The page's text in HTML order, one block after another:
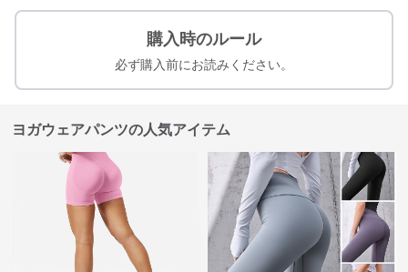
購入時のルール
必ず購入前にお読みください。
ヨガウェアパンツの人気アイテム